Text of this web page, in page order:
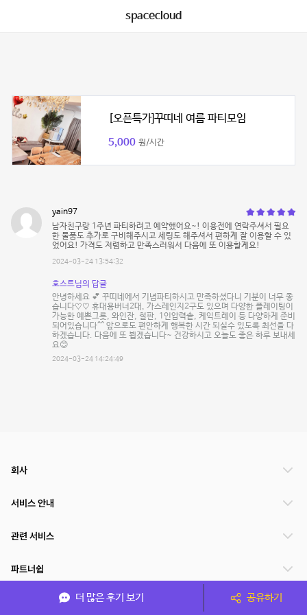
spacecloud
[오픈특가]꾸띠네 여름 파티모임
5,000 원/시간
yain97
남자친구랑 1주년 파티하려고 예약했어요~! 이용전에 연락주셔서 필요
한 물품도 추가로 구비해주시고 세팅도 해주셔서 편하게 잘 이용할 수 있
었어요! 가격도 저렴하고 만족스러워서 다음에 또 이용할게요!
2024-03-24 13:54:32
호스트님의 답글
안녕하세요 💕 꾸띠네에서 기념파티하시고 만족하셨다니 기분이 너무 좋
습니다♡♡ 휴대용버너2대, 가스레인지2구도 있으며 다양한 플레이팅이
가능한 예쁜그릇, 와인잔, 철판, 1인압력솥, 케익트레이 등 다양하게 준비
되어있습니다^^ 앞으로도 편안하게 행복한 시간 되실수 있도록 최선을 다
하겠습니다. 다음에 또 뵙겠습니다~ 건강하시고 오늘도 좋은 하루 보내세
요😊
2024-03-24 14:24:49
더 많은 후기 보기 공유하기
회사
서비스 안내
관련 서비스
파트너쉽
서비스 제공 국가